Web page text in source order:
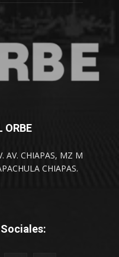
ORBE
AV. CHIAPAS, MZ M
CHIAPAS.